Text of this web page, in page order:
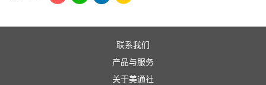
联系我们
产品与服务
关于美通社